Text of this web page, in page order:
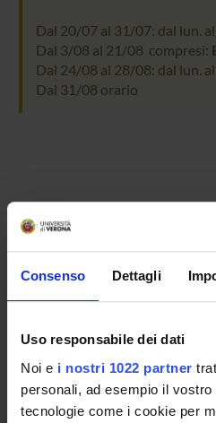
Consenso Dettagli
Uso responsabile dei dati
Noi e i nostri 1022 partner
personali, ad esempio il
tecnologie come i cookie per
Dal 20/07 al 31/07: dal lun.
Dal 3/08 al 21/08 compresi:
Dal 24/08 al 28/08: dal lun.
Dal 31/08 orario
GOVERNANCE
UFFICI E STRUTTURE DI
SERVIZI DI SEGRETERIA